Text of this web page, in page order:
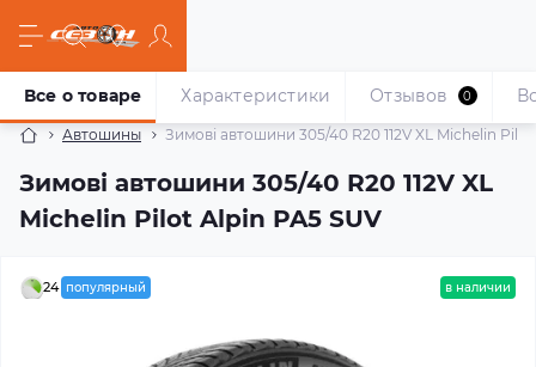
Автошины Зимові автошини 305/40 R20 112V XL Michelin
Зимові автошини 305/40 R20 112V XL
Michelin Pilot Alpin PA5 SUV
Все о товаре Характеристики Отзывов 0
24 популярный в наличии